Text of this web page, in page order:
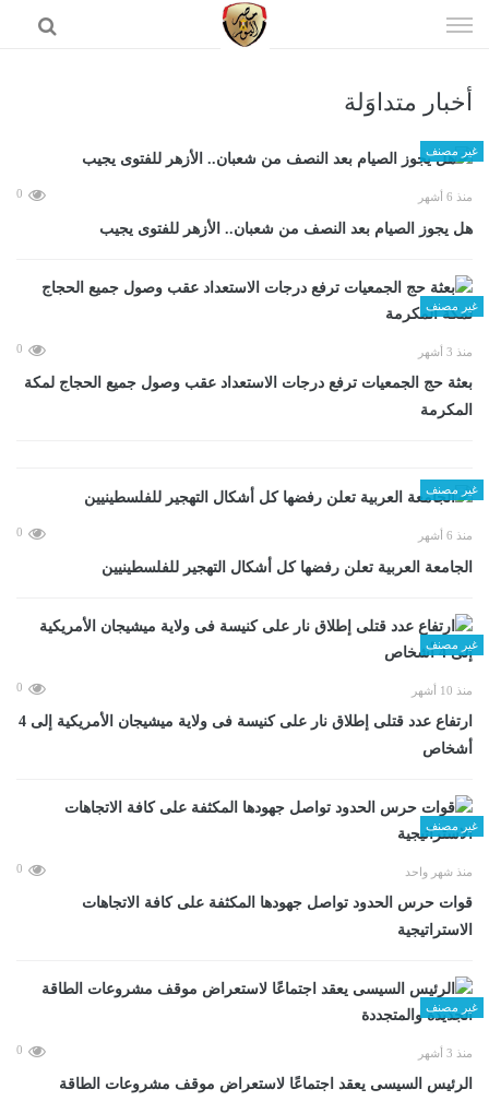
الى
أخبار متداوَلة
غير مصنف
منذ 6 أشهر 0
هل يجوز الصيام بعد النصف من شعبان.. الأزهر للفتوى يجيب
غير مصنف
منذ 3 أشهر 0
بعثة حج الجمعيات ترفع درجات الاستعداد عقب وصول جميع الحجاج لمكة
المكرمة
غير مصنف
منذ 6 أشهر 0
الجامعة العربية تعلن رفضها كل أشكال التهجير للفلسطينيين
غير مصنف
منذ 10 أشهر 0
ارتفاع عدد قتلى إطلاق نار على كنيسة فى ولاية ميشيجان الأمريكية إلى 4
أشخاص
غير مصنف
منذ شهر واحد 0
قوات حرس الحدود تواصل جهودها المكثفة على كافة الاتجاهات
الاستراتيجية
غير مصنف
منذ 3 أشهر 0
الرئيس السيسى يعقد اجتماعًا لاستعراض موقف مشروعات الطاقة